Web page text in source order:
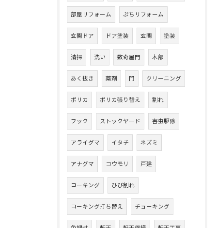
部屋リフォーム ぷちリフォーム
玄関ドア ドア塗装 玄関 塗装
清掃 洗い 数奇屋門 木部
あく抜き 薬剤 門 クリーニング
ポリカ ポリカ張り替え 割れ
フック ストックヤード 害虫駆除
アライグマ イタチ ネズミ
アナグマ コウモリ 戸建
コーキング ひび割れ
コーキング打ち替え チョーキング